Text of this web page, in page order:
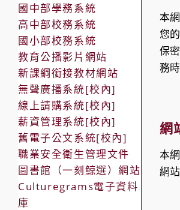
本
您
保
務
網
本
網
國中部學務系統
高中部校務系統
國小部校務系統
教育公播影片網站
新課綱銜接教材網站
無聲廣播系統[校內]
線上請購系統[校內]
薪資管理系統[校內]
舊電子公文系統[校內]
職業安全衛生管理文件
圖書館（一刻鯨選）網站
Culturegrams電子資料
庫